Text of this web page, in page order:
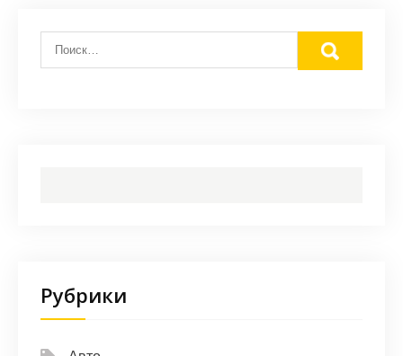
Рубрики